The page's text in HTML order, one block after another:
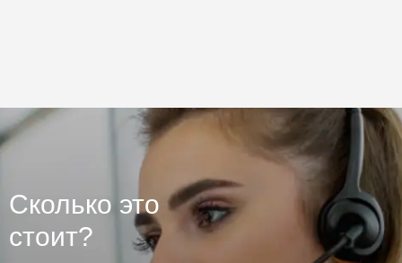
Сколько это
стоит?